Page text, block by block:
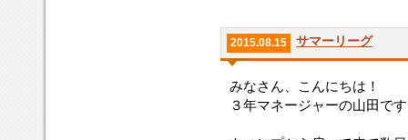
2015.08.15 サマーリーグ
みなさん、こんにちは！
３年マネージャーの山田で